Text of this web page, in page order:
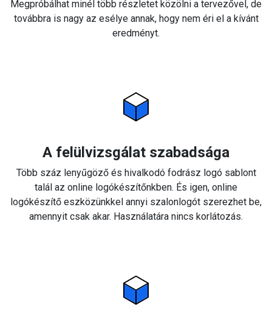
Megpróbálhat minél több részletet közölni a tervezővel, de
továbbra is nagy az esélye annak, hogy nem éri el a kívánt
eredményt.
A felülvizsgálat szabadsága
Több száz lenyűgöző és hivalkodó fodrász logó sablont
talál az online logókészítőnkben. És igen, online
logókészítő eszközünkkel annyi szalonlogót szerezhet be,
amennyit csak akar. Használatára nincs korlátozás.